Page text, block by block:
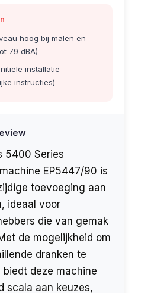
hoog bij malen en
79 dBA)
installatie
instructies)
5400 Series
EP5447/90 is
toevoeging aan
ideaal voor
die van gemak
de mogelijkheid om
dranken te
biedt deze machine
scala aan keuzes,